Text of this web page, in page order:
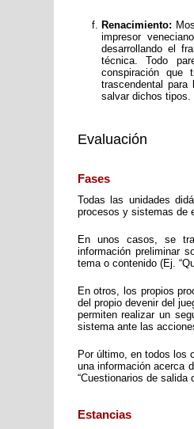
Renacimiento:
impresor
desarrollando el
técnica. Todo
conspiración
trascendental
salvar dichos tipos.
Evaluación
Fases
Todas las unidades
procesos y sistemas de
En unos casos, se
información preliminar
tema o contenido (Ej.
En otros, los propios
del propio devenir del
permiten realizar un
sistema ante las
Por último, en todos los
una información acerca
“Cuestionarios de salida
Estancias